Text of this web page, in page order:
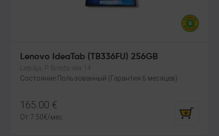
Lenovo IdeaTab (TB336FU) 256GB
Liepāja, P. Brieža iela 14
Состояние Пользованный (Гарантия 6 месяцев)
165.00 €
От 7.50€/мес.